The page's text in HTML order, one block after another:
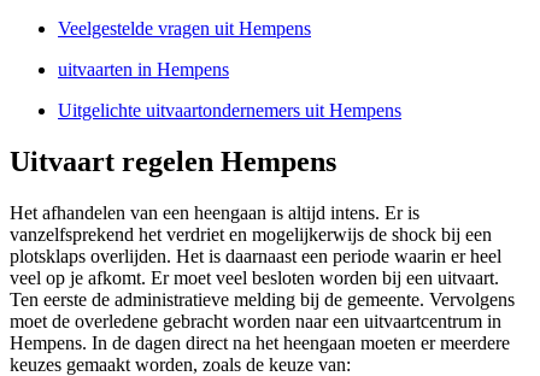
Veelgestelde vragen uit Hempens
uitvaarten in Hempens
Uitgelichte uitvaartondernemers uit Hempens
Uitvaart regelen Hempens
Het afhandelen van een heengaan is altijd intens. Er is
vanzelfsprekend het verdriet en mogelijkerwijs de shock bij een
plotsklaps overlijden. Het is daarnaast een periode waarin er heel
veel op je afkomt. Er moet veel besloten worden bij een uitvaart.
Ten eerste de administratieve melding bij de gemeente. Vervolgens
moet de overledene gebracht worden naar een uitvaartcentrum in
Hempens. In de dagen direct na het heengaan moeten er meerdere
keuzes gemaakt worden, zoals de keuze van: